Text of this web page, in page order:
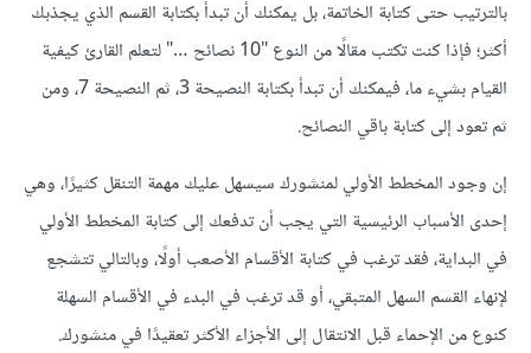
بالترتيب حتى كتابة الخاتمة، بل يمكنك أن تبدأ بكتابة القسم الذي يجذبك
أكثر؛ فإذا كنت تكتب مقالًا من النوع "10 نصائح …" لتعلم القارئ كيفية
القيام بشيء ما، فيمكنك أن تبدأ بكتابة النصيحة 3، ثم النصيحة 7، ومن
ثم تعود إلى كتابة باقي النصائح.
إن وجود المخطط الأولي لمنشورك سيسهل عليك مهمة التنقل كثيرًا، وهي
إحدى الأسباب الرئيسية التي يجب أن تدفعك إلى كتابة المخطط الأولي
في البداية، فقد ترغب في كتابة الأقسام الأصعب أولًا، وبالتالي تتشجع
لإنهاء القسم السهل المتبقي، أو قد ترغب في البدء في الأقسام السهلة
كنوع من الإحماء قبل الانتقال إلى الأجزاء الأكثر تعقيدًا في منشورك.